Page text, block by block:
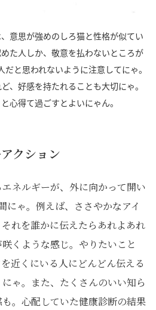
意思が強めのしろ猫と性格が似てい
た人しか、敬意を払わないところが
と思われないように注意してにゃ。
、好感を持たれることも大切にゃ。
心得て過ごすとよいにゃん。
クション
ネルギーが、外に向かって開い
にゃ。例えば、ささやかなアイ
れを誰かに伝えたらあれよあれ
くような感じ。やりたいこと
近くにいる人にどんどん伝える
ゃ。また、たくさんのいい知ら
。心配していた健康診断の結果